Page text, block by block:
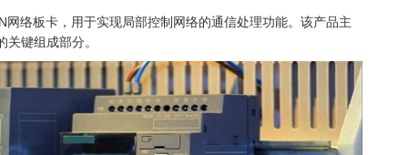
络板卡，用于实现局部控制网络的通信处理功能。该产品主
键组成部分。